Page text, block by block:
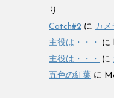
り
Catch#2 に カメ
主役は・・・
に
主役は・・・
に
五色の紅葉 に